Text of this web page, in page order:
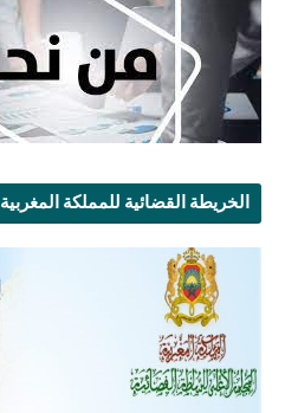
الخريطة القضائية للمملكة المغربية